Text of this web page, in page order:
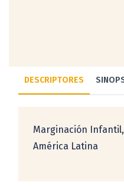
DESCRIPTORES
Marginación
América Latina